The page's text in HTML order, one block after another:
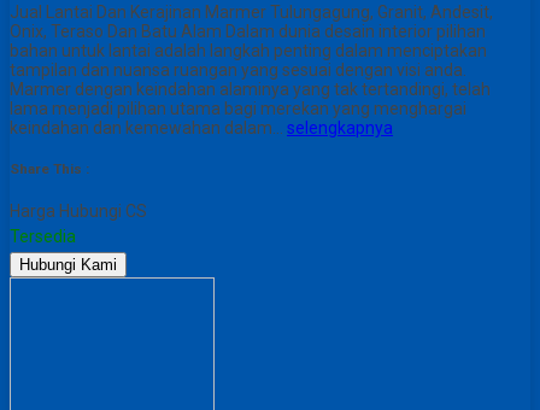
Jual Lantai Dan Kerajinan Marmer Tulungagung, Granit, Andesit,
Onix, Teraso Dan Batu Alam Dalam dunia desain interior pilihan
bahan untuk lantai adalah langkah penting dalam menciptakan
tampilan dan nuansa ruangan yang sesuai dengan visi anda.
Marmer dengan keindahan alaminya yang tak tertandingi, telah
lama menjadi pilihan utama bagi merekan yang menghargai
keindahan dan kemewahan dalam… selengkapnya
Share This :
Harga Hubungi CS
Tersedia
Hubungi Kami